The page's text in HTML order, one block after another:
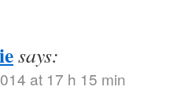
says:
at 17 h 15 min